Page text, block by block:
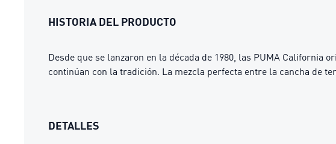
HISTORIA DEL PRODUCTO
Desde que se lanzaron en la década de 1980, las PUMA
continúan con la tradición. La mezcla perfecta entre la cancha de
DETALLES